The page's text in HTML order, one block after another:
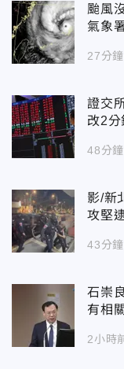
颱風
氣象
27分
證交
改2分
48分
影/新
攻堅
43分
石崇
有相
2小時